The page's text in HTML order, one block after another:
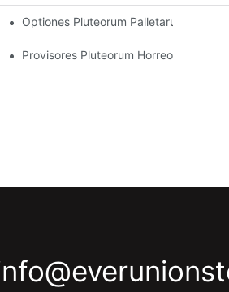
Horrei
Optiones Pluteorum Palletarum
Provisores Pluteorum Horreorum: Quid